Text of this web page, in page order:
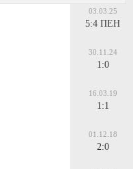
03.03.25
5:4 ПЕН
30.11.24
1:0
16.03.19
1:1
01.12.18
2:0